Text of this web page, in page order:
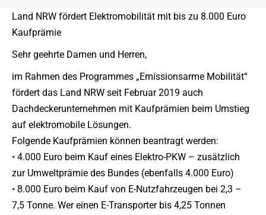
Land NRW fördert Elektromobilität mit bis zu 8.000 Euro
Kaufprämie
Sehr geehrte Damen und Herren,
im Rahmen des Programmes „Emissionsarme Mobilität“
fördert das Land NRW seit Februar 2019 auch
Dachdeckerunternehmen mit Kaufprämien beim Umstieg
auf elektromobile Lösungen.
Folgende Kaufprämien können beantragt werden:
• 4.000 Euro beim Kauf eines Elektro-PKW – zusätzlich
zur Umweltprämie des Bundes (ebenfalls 4.000 Euro)
• 8.000 Euro beim Kauf von E-Nutzfahrzeugen bei 2,3 –
7,5 Tonne. Wer einen E-Transporter bis 4,25 Tonnen